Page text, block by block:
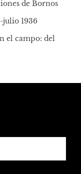
de Bornos
julio 1936
el campo: del